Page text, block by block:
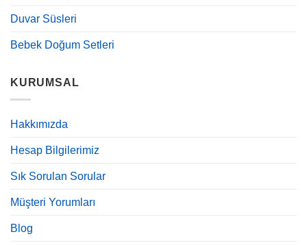
Duvar Süsleri
Bebek Doğum Setleri
KURUMSAL
Hakkımızda
Hesap Bilgilerimiz
Sık Sorulan Sorular
Müşteri Yorumları
Blog